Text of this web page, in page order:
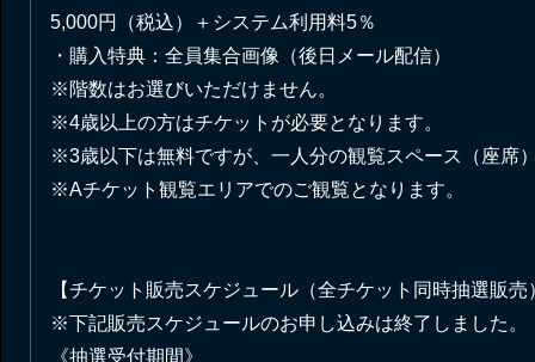
5,000円（税込）＋システム利用料5％
・購入特典：全員集合画像（後日メール配信）
※階数はお選びいただけません。
※4歳以上の方はチケットが必要となります。
※3歳以下は無料ですが、一人分の観覧スペース（座席
※Aチケット観覧エリアでのご観覧となります。
【チケット販売スケジュール（全チケット同時抽選販売
※下記販売スケジュールのお申し込みは終了しました。
《抽選受付期間》